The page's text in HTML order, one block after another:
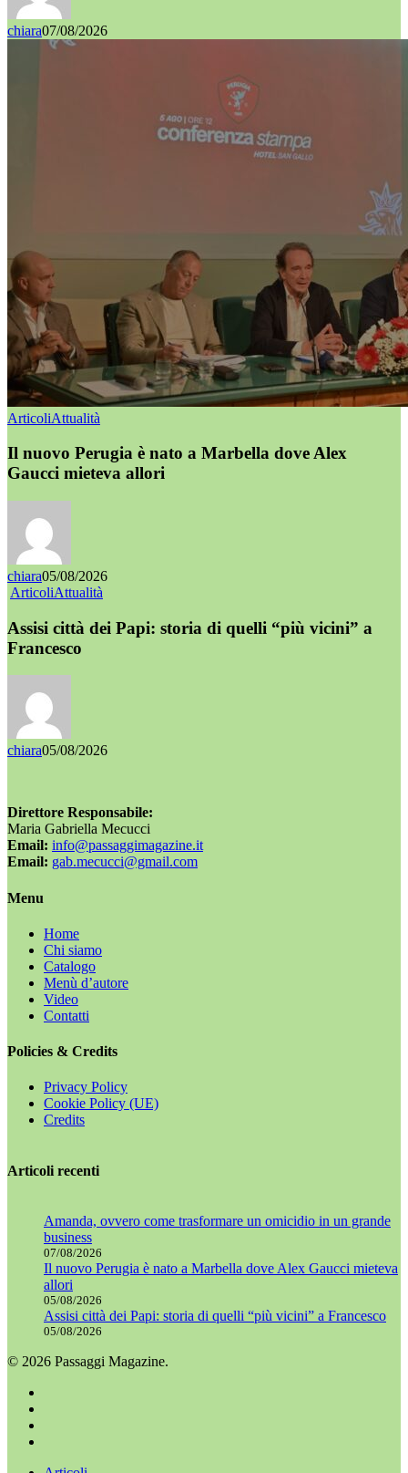
chiara07/08/2026
ArticoliAttualità
Il nuovo Perugia è nato a Marbella dove Alex
Gaucci mieteva allori
chiara05/08/2026
ArticoliAttualità
Assisi città dei Papi: storia di quelli “più vicini” a
Francesco
chiara05/08/2026
Direttore Responsabile:
Maria Gabriella Mecucci
Email: info@passaggimagazine.it
Email: gab.mecucci@gmail.com
Menu
Home
Chi siamo
Catalogo
Menù d’autore
Video
Contatti
Policies & Credits
Privacy Policy
Cookie Policy (UE)
Credits
Articoli recenti
Amanda, ovvero come trasformare un omicidio in un grande
business
07/08/2026
Il nuovo Perugia è nato a Marbella dove Alex Gaucci mieteva
allori
05/08/2026
Assisi città dei Papi: storia di quelli “più vicini” a Francesco
05/08/2026
© 2026 Passaggi Magazine.